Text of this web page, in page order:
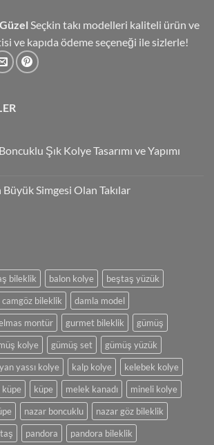
Seçkin takı modelleri kaliteli ürün ve
ve kapıda ödeme seçeneği ile sizlerle!
Şık Kolye Tasarımı ve Yapımı
Büyük Simgesi Olan Takılar
bileklik balon kolye
beştaş yüzük
camgöz bileklik
damla model
montür gurmet bileklik
gümüş
kolye gümüş set
gümüş yüzük
yassı kolye kalp kolye
kelebek kolye
küpe küpe melek kanadı
mineli kolye
nazar boncuklu
nazar göz bileklik
pandora
pandora bileklik